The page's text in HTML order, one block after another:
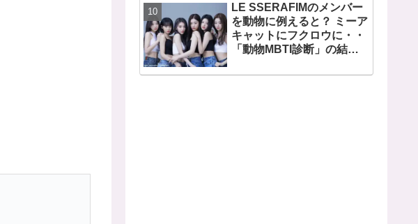
らMnetで放送・配信スター
ト
LE SSERAFIMのメンバー
を動物に例えると？ ミーア
キャットにフクロウに・・
「動物MBTI診断」の結果